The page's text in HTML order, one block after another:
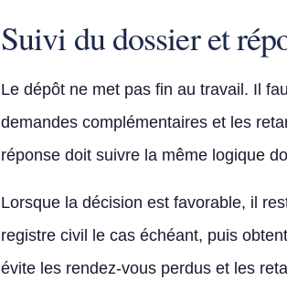
Suivi du dossier et
Le dépôt ne met pas fin au travail. Il
demandes complémentaires et les
réponse doit suivre la même logique
Lorsque la décision est favorable, il
registre civil le cas échéant, puis
évite les rendez-vous perdus et les